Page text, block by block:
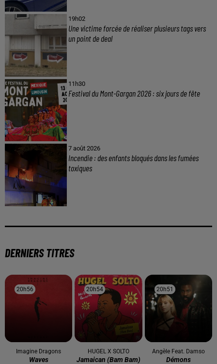
19h02
Une victime forcée de réaliser plusieurs tags vers
un point de deal
11h30
Festival du Mont-Gargan 2026 : six jours de fête
7 août 2026
Incendie : des enfants bloqués dans les fumées
toxiques
DERNIERS TITRES
20h56
20h56
Imagine Dragons
Waves
20h54
20h54
HUGEL X SOLTO
Jamaican (bam Bam)
20h51
20h51
Angèle Feat. Damso
Démons